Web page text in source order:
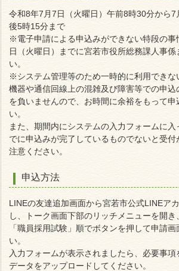
令和8年7月7日（火曜日）午前8時30分から
後5時15分まで
※電子申請による申込みができない特段の事
日（火曜日）までに宮若市役所総務課人事係
い。
※システム管理等のため一時的に利用できな
機器や通信回線上の混雑及び障害等での申
を負いませんので、お時間に余裕をもって申
い。
また、期間内にシステムの入力フォームに入
でに申込みが完了しているものでないと受
注意ください。
申込方法
LINEの友達追加画面から宮若市公式LINEア
し、トーク画面下部のリッチメニューを開
「職員採用試験」順でボタンを押して申請
い。
入力フォームが表示されましたら、必要事
データをアップロードしてください。